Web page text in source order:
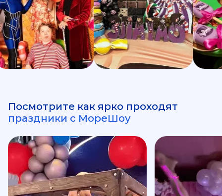
Посмотрите как ярко проходят
праздники с МореШоу